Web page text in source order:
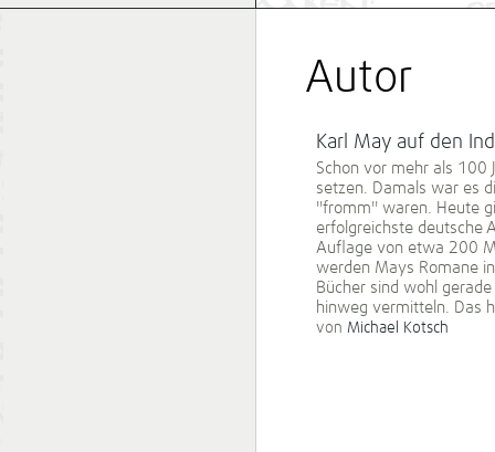
Autor
Karl May auf den
Schon vor mehr als 100
setzen. Damals war es
"fromm" waren. Heute
erfolgreichste deutsche
Auflage von etwa 200
werden Mays Romane
Bücher sind wohl
hinweg vermitteln. Das
von Michael Kotsch